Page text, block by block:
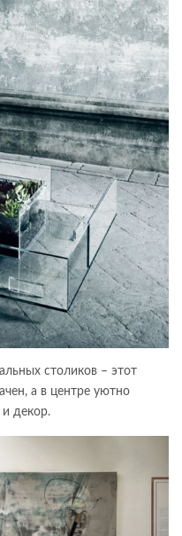
столиков – этот
а в центре уютно
декор.